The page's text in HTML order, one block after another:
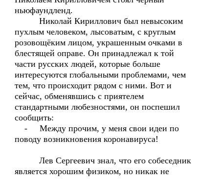
ньюфаундленд.
Николай Кириллович был невысоким
пухлым человеком, лысоватым, с круглым
розовощёким лицом, украшенным очками в
блестящей оправе. Он принадлежал к той
части русских людей, которые больше
интересуются глобальными проблемами, чем
тем, что происходит рядом с ними. Вот и
сейчас, обменявшись с приятелем
стандартными любезностями, он поспешил
сообщить:
- Между прочим, у меня свои идеи по
поводу возникновения коронавируса!
Лев Сергеевич знал, что его собеседник
является хорошим физиком, но никак не